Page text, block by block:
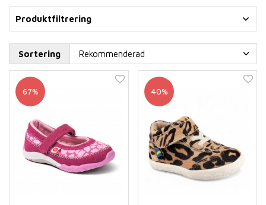
Produktfiltrering
Sortering
67% 40%